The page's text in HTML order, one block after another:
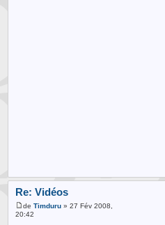
Re: Vidéos
deTimduru » 27 Fév 2008,
20:42